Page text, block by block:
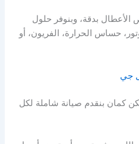
بدقة، وبنوفر حلول
حساس الحرارة، الفريون، أو
جي
كمان بنقدم صيانة شاملة لكل